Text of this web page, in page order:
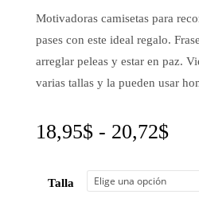
Motivadoras camisetas para
pases con este ideal regalo.
arreglar peleas y estar en paz.
varias tallas y la pueden usar
18,95$ - 20,72$
Talla